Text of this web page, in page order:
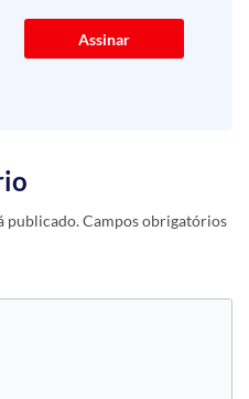
publicado.Campos obrigatórios